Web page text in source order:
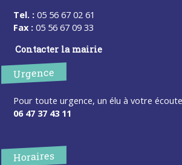
Tel. : 05 56 67 02 61
Fax : 05 56 67 09 33
Contacter la mairie
Urgence
Pour toute urgence, un élu à votre
06 47 37 43 11
Horaires